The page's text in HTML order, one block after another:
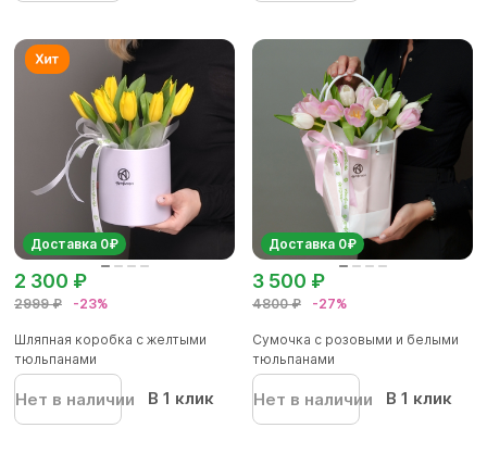
Доставка 0₽
2999 ₽ -23%
2 300 ₽
Шляпная коробка с желтыми
тюльпанами
Нет в наличии В 1 клик
Доставка 0₽
4800 ₽ -27%
3 500 ₽
Сумочка с розовыми и белыми
тюльпанами
Нет в наличии В 1 клик